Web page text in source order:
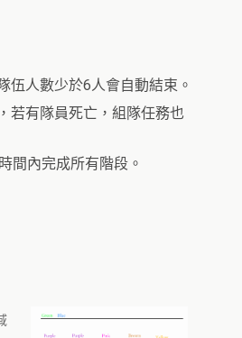
伍人數少於6人會自動結束。
若有隊員死亡，組隊任務也
間內完成所有階段。